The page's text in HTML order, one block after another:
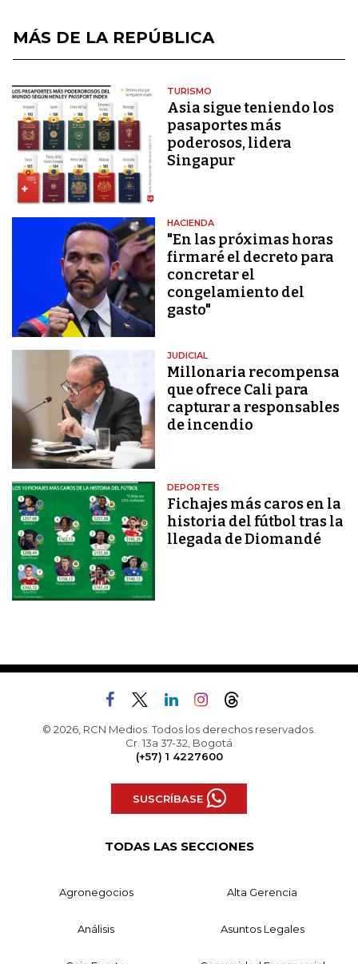
MÁS DE LA REPÚBLICA
TURISMO
Asia sigue teniendo los
pasaportes más
poderosos, lidera
Singapur
HACIENDA
"En las próximas horas
firmaré el decreto para
concretar el
congelamiento del
gasto"
JUDICIAL
Millonaria recompensa
que ofrece Cali para
capturar a responsables
de incendio
DEPORTES
Fichajes más caros en la
historia del fútbol tras la
llegada de Diomandé
© 2026, RCN Medios. Todos los derechos reservados.
Cr. 13a 37-32, Bogotá
(+57) 1 4227600
SUSCRÍBASE
TODAS LAS SECCIONES
Agronegocios Alta Gerencia
Análisis Asuntos Legales